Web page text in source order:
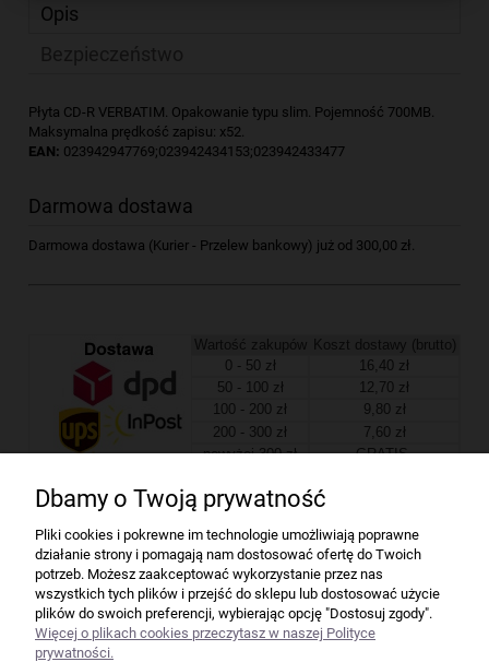
Opis
Płyta CD-R VERBATIM. Opakowanie typu slim. Pojemność 700MB.
Maksymalna prędkość zapisu: x52.
EAN: 023942947769;023942434153;023942433477
Darmowa dostawa
Darmowa dostawa (Kurier - Przelew bankowy) już od 300,00 zł.
Wartość zakupów
Koszt dostawy (brutto)
0 - 50 zł
16,40 zł
50 - 100 zł
12,70 zł
100 - 200 zł
9,80 zł
200 - 300 zł
7,60 zł
powyżej 300 zł
GRATIS
Firma
Bindownice wg producentów
Niszczarki wg producentów
Dbamy o Twoją prywatność
Pliki cookies i pokrewne im technologie umożliwiają poprawne
działanie strony i pomagają nam dostosować ofertę do Twoich
potrzeb. Możesz zaakceptować wykorzystanie przez nas
wszystkich tych plików i przejść do sklepu lub dostosować użycie
plików do swoich preferencji, wybierając opcję "Dostosuj zgody".
Więcej o plikach cookies przeczytasz w naszej Polityce
prywatności.